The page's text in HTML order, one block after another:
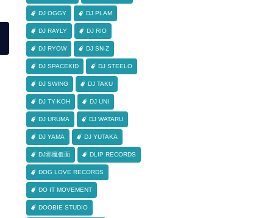
DJ OGGY DJ PLAM
DJ RAYLY DJ RIO
DJ RYOW DJ SN-Z
DJ SPACEKID DJ STEELO
DJ SWING DJ TAKU
DJ TY-KOH DJ UNI
DJ URUMA DJ WATARU
DJ YAMA DJ YUTAKA
DJ邪魔仮面 DLIP RECORDS
DOG LOVE RECORDS
DO IT MOVEMENT
DOOBIE STUDIO